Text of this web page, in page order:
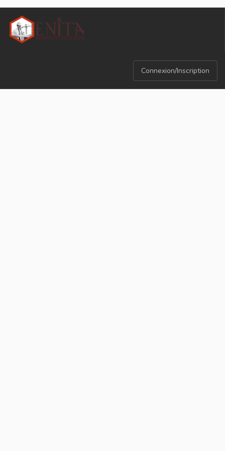
Connexion/Inscription